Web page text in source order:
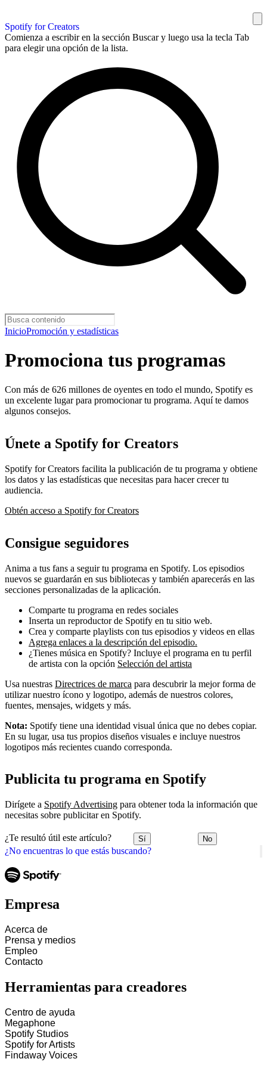
Spotify for Creators
Comienza a escribir en la sección Buscar y luego usa la tecla Tab
para elegir una opción de la lista.
InicioPromoción y estadísticas
¿No encuentras lo que estás buscando?
Promociona tus programas
Con más de 626 millones de oyentes en todo el mundo, Spotify es
un excelente lugar para promocionar tu programa. Aquí te damos
algunos consejos.
Únete a Spotify for Creators
Spotify for Creators facilita la publicación de tu programa y obtiene
los datos y las estadísticas que necesitas para hacer crecer tu
audiencia.
Obtén acceso a Spotify for Creators
Consigue seguidores
Anima a tus fans a seguir tu programa en Spotify. Los episodios
nuevos se guardarán en sus bibliotecas y también aparecerás en las
secciones personalizadas de la aplicación.
Comparte tu programa en redes sociales
Inserta un reproductor de Spotify en tu sitio web.
Crea y comparte playlists con tus episodios y videos en ellas
Agrega enlaces a la descripción del episodio.
¿Tienes música en Spotify? Incluye el programa en tu perfil
de artista con la opción Selección del artista
Usa nuestras Directrices de marca para descubrir la mejor forma de
utilizar nuestro ícono y logotipo, además de nuestros colores,
fuentes, mensajes, widgets y más.
Nota: Spotify tiene una identidad visual única que no debes copiar.
En su lugar, usa tus propios diseños visuales e incluye nuestros
logotipos más recientes cuando corresponda.
Publicita tu programa en Spotify
Dirígete a Spotify Advertising para obtener toda la información que
necesitas sobre publicitar en Spotify.
¿Te resultó útil este artículo? Sí No
Empresa
Acerca de
Prensa y medios
Empleo
Contacto
Herramientas para creadores
Centro de ayuda
Megaphone
Spotify Studios
Spotify for Artists
Findaway Voices